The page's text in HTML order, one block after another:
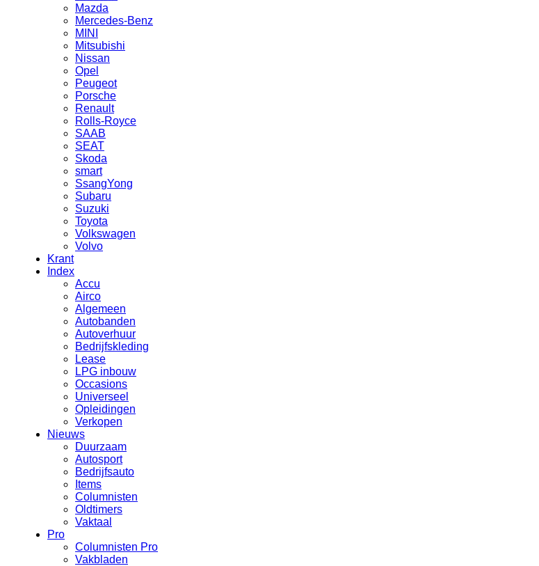
Mazda
Mercedes-Benz
MINI
Mitsubishi
Nissan
Opel
Peugeot
Porsche
Renault
Rolls-Royce
SAAB
SEAT
Skoda
smart
SsangYong
Subaru
Suzuki
Toyota
Volkswagen
Volvo
Krant
Index
Accu
Airco
Algemeen
Autobanden
Autoverhuur
Bedrijfskleding
Lease
LPG inbouw
Occasions
Universeel
Opleidingen
Verkopen
Nieuws
Duurzaam
Autosport
Bedrijfsauto
Items
Columnisten
Oldtimers
Vaktaal
Pro
Columnisten Pro
Vakbladen